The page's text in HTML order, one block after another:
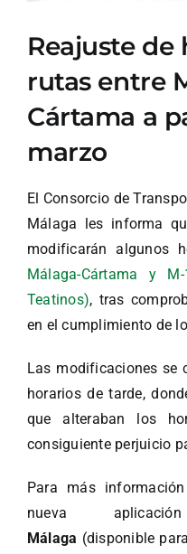
Reajuste de
rutas entre
Cártama a
marzo
El Consorcio de
Málaga les informa
modificarán algunos
Málaga-Cártama y
Teatinos), tras
en el cumplimiento de
Las modificaciones se
horarios de tarde,
que alteraban los
consiguiente perjuicio
Para más
nueva
Málaga (disponible